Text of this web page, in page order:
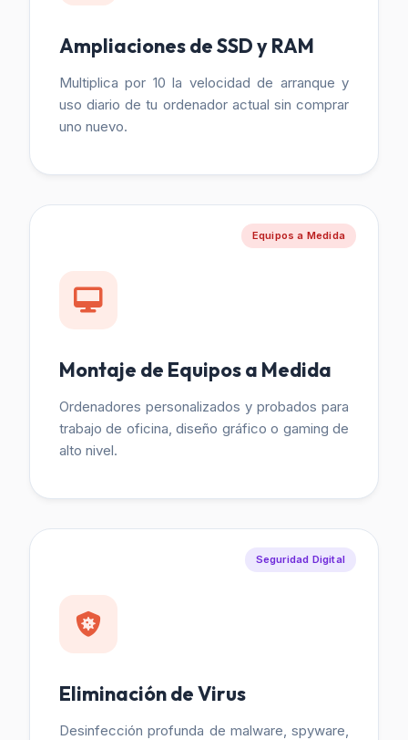
Ampliaciones de SSD y RAM
Multiplica por 10 la velocidad de arranque y
uso diario de tu ordenador actual sin comprar
uno nuevo.
Equipos a Medida
Montaje de Equipos a Medida
Ordenadores personalizados y probados para
trabajo de oficina, diseño gráfico o gaming de
alto nivel.
Seguridad Digital
Eliminación de Virus
Desinfección profunda de malware, spyware,